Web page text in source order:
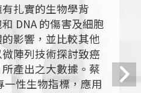
扎實的生物學背
DNA 的傷害及細胞
影響，並比較其他
陣列技術探討致癌
產出之大數據。蔡
性生物指標，應用